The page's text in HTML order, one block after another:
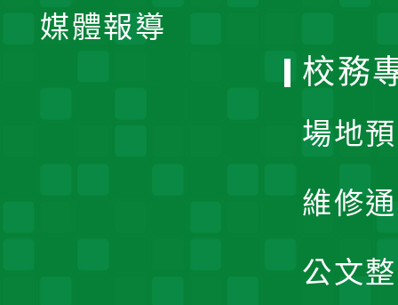
媒體報導
校務
場地
維修
公文